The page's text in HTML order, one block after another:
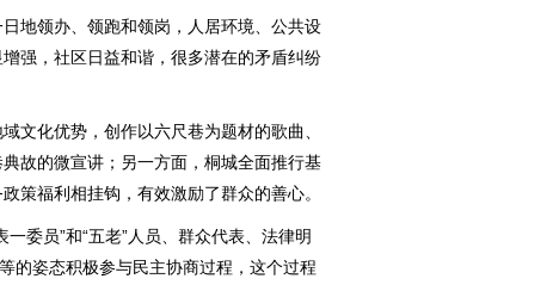
领办、领跑和领岗，人居环境、公共设
强，社区日益和谐，很多潜在的矛盾纠纷
化优势，创作以六尺巷为题材的歌曲、
故的微宣讲；另一方面，桐城全面推行基
策福利相挂钩，有效激励了群众的善心。
员”和“五老”人员、群众代表、法律明
的姿态积极参与民主协商过程，这个过程